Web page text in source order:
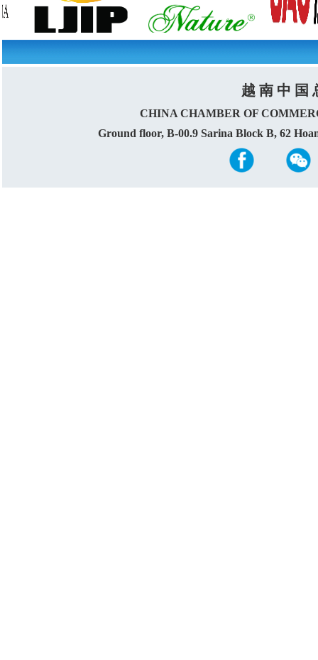
越 南 中 国
CHINA CHAMBER OF
Ground floor, B-00.9 Sarina Block B, 62